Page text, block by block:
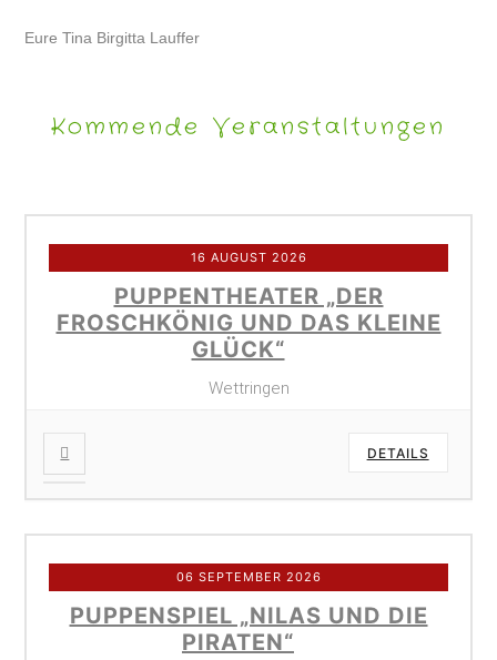
Eure Tina Birgitta Lauffer
Kommende Veranstaltungen
16 AUGUST 2026
PUPPENTHEATER „DER
FROSCHKÖNIG UND DAS KLEINE
GLÜCK“
Wettringen
DETAILS
06 SEPTEMBER 2026
PUPPENSPIEL „NILAS UND DIE
PIRATEN“